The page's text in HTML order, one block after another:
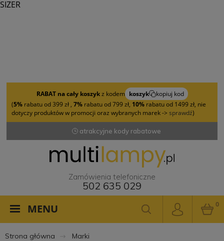
RABAT na cały koszykz kodem koszyk
kopiuj kod
(5% rabatu od 399 zł , 7% rabatu od 799 zł, 10% rabatu od 1499 zł, nie
dotyczy produktów w promocji oraz wybranych marek -> sprawdź)
atrakcyjne kody rabatowe
Zamówienia telefoniczne
502 635 029
MENU 0
Strona główna Marki
SIZER